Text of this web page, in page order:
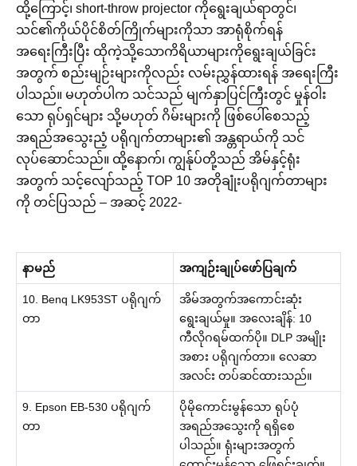
ထို့ကြောင့်၊ short-throw projector ကိုရွေးချယ်ရာတွင်၊
သင်၏ကိုယ်ပိုင်စိတ်ကြိုက်များကိုသာ အာရုံစိုက်ရန်
အရေးကြီးပြီး ထိုကဲ့သို့သောကိရိယာများကိုရွေးချယ်ခြင်း
အတွက် စည်းမျဉ်းများကိုလည်း လမ်းညွှန်ထားရန် အရေးကြီး
ပါသည်။ မဟုတ်ပါက သင်သည် မျက်နှာပြင်ကြီးတွင် မှုန်ဝါး
သော ရုပ်ရှင်များ သို့မဟုတ် ဂိမ်းများကို ဖြစ်ပေါ်စေသည့်
အရည်အသွေးညံ့ ပရိုဂျက်တာများ၏ အန္တရာယ်ကို သင်
လုပ်ဆောင်သည်။ ထို့နောက်၊ ကျွန်ုပ်တို့သည် အိမ်နှင့်ရုံး
အတွက် သင့်လျော်သည့် TOP 10 အတိုချုံးပရိုဂျက်တာများ
ကို တင်ပြသည် – အဆင့် 2022-
နာမည် အကျဉ်းချုပ်ဖော်ပြချက်
10. Benq LK953ST ပရိုဂျက်
တာ
အိမ်အတွက်အကောင်းဆုံး
ရွေးချယ်မှု။ အလေးချိန်: 10
ကီလိုဂရမ်ထက်ပို။ DLP အမျိုး
အစား ပရိုဂျက်တာ။ လေဆာ
အလင်း တပ်ဆင်ထားသည်။
9. Epson EB-530 ပရိုဂျက်
တာ
ပိုမိုကောင်းမွန်သော ရုပ်ပုံ
အရည်အသွေးကို ရရှိစေ
ပါသည်။ ရုံးများအတွက်